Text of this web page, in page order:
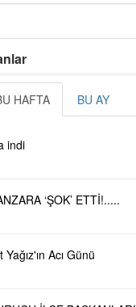
HAFTA BU AY
indi
‘ŞOK’ ETTİ!.....
Acı Günü